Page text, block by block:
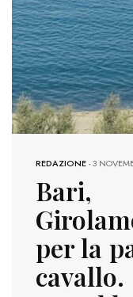
REDAZIONE-3
per la